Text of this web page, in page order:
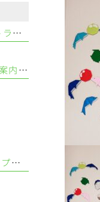
【地域活動】高校生のキャリアトライアル
薬学部現5年生向けイベントのご案内👩‍⚕️💊
お花見ゴルフ🌸『第1回 ちきカップ🏆』